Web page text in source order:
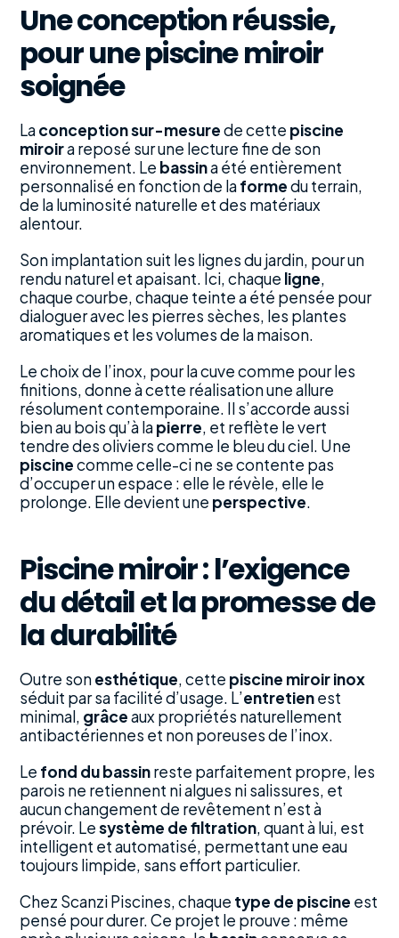
Une conception réussie,
pour une piscine miroir
soignée
Laconception sur-mesurede cette piscine
miroira reposé sur une lecture fine de son
environnement. Le bassina été entièrement
personnalisé en fonction de laformedu terrain,
de la luminosité naturelle et des matériaux
alentour.
Son implantation suit les lignes du jardin, pour un
rendu naturel et apaisant. Ici, chaque ligne,
chaque courbe, chaque teinte a été pensée pour
dialoguer avec les pierres sèches, les plantes
aromatiques et les volumes de la maison.
Le choix de l’inox, pour la cuve comme pour les
finitions, donne à cette réalisation une allure
résolument contemporaine. Il s’accorde aussi
bien au bois qu’à lapierre, et reflète le vert
tendre des oliviers comme le bleu du ciel. Une
piscinecomme celle-ci ne se contente pas
d’occuper un espace : elle le révèle, elle le
prolonge. Elle devient une perspective.
Piscine miroir : l’exigence
du détail et la promesse de
la durabilité
Outre sonesthétique, cette piscine miroir inox
séduit par sa facilité d’usage. L’entretienest
minimal, grâceaux propriétés naturellement
antibactériennes et non poreuses de l’inox.
Le fond du bassinreste parfaitement propre, les
parois ne retiennent ni algues ni salissures, et
aucun changement de revêtement n’est à
prévoir. Lesystème de filtration, quant à lui, est
intelligent et automatisé, permettant une eau
toujours limpide, sans effort particulier.
Chez Scanzi Piscines, chaque type de piscine est
pensé pour durer. Ce projet le prouve : même